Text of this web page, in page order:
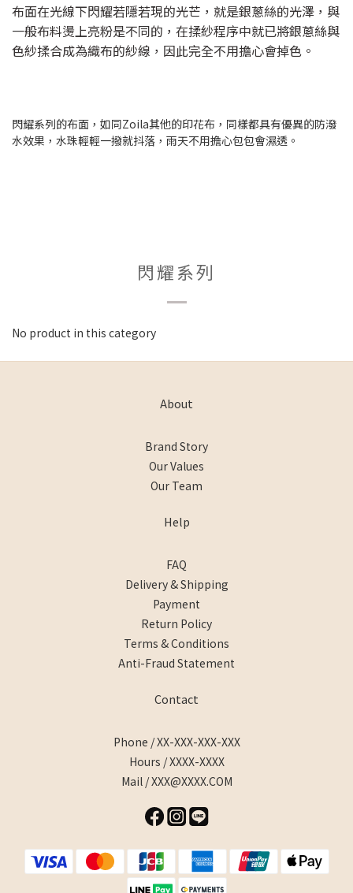
布面在光線下閃耀若隱若現的光芒，就是銀蔥絲的光澤，與
一般布料燙上亮粉是不同的，在揉紗程序中就已將銀蔥絲與
色紗揉合成為織布的紗線，因此完全不用擔心會掉色。
閃耀系列的布面，如同Zoila其他的印花布，同樣都具有優異的防潑
水效果，水珠輕輕一撥就抖落，雨天不用擔心包包會濕透。
閃耀系列
No product in this category
About
Brand Story
Our Values
Our Team
Help
FAQ
Delivery & Shipping
Payment
Return Policy
Terms & Conditions
Anti-Fraud Statement
Contact
Phone / XX-XXX-XXX-XXX
Hours / XXXX-XXXX
Mail / XXX@XXXX.COM